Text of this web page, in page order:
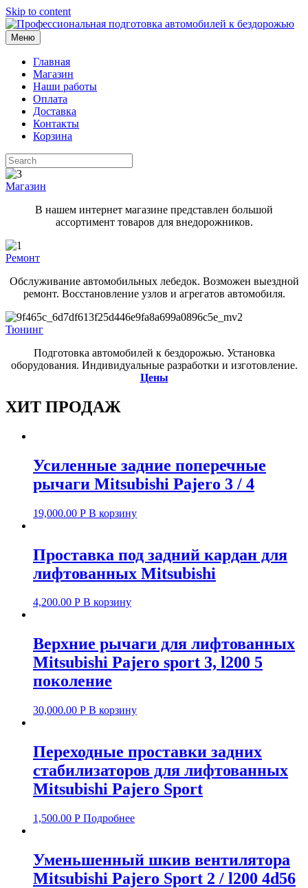
Skip to content
Меню
Главная
Магазин
Наши работы
Оплата
Доставка
Контакты
Корзина
Магазин
В нашем интернет магазине представлен большой
ассортимент товаров для внедорожников.
Ремонт
Обслуживание автомобильных лебедок. Возможен выездной
ремонт. Восстановление узлов и агрегатов автомобиля.
Тюнинг
Подготовка автомобилей к бездорожью. Установка
оборудования. Индивидуальные разработки и изготовление.
Цены
ХИТ ПРОДАЖ
Усиленные задние поперечные
рычаги Mitsubishi Pajero 3 / 4
19,000.00 Р В корзину
Проставка под задний кардан для
лифтованных Mitsubishi
4,200.00 Р В корзину
Верхние рычаги для лифтованных
Mitsubishi Pajero sport 3, l200 5
поколение
30,000.00 Р В корзину
Переходные проставки задних
стабилизаторов для лифтованных
Mitsubishi Pajero Sport
1,500.00 Р Подробнее
Уменьшенный шкив вентилятора
Mitsubishi Pajero Sport 2 / l200 4d56